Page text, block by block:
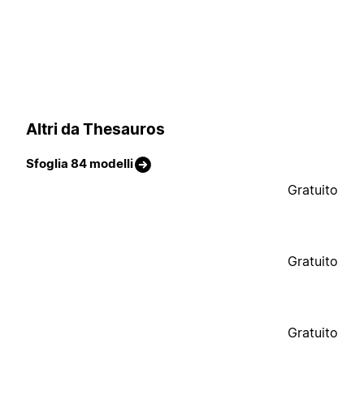
Altri da Thesauros
Sfoglia 84 modelli
Gratuito
Gratuito
Gratuito